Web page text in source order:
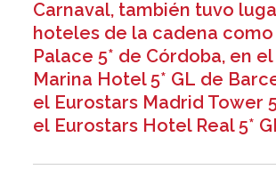
Carnaval, también tuvo
hoteles de la cadena
Palace 5* de Córdoba, en
Marina Hotel 5* GL de
el Eurostars Madrid Tower
el Eurostars Hotel Real 5*